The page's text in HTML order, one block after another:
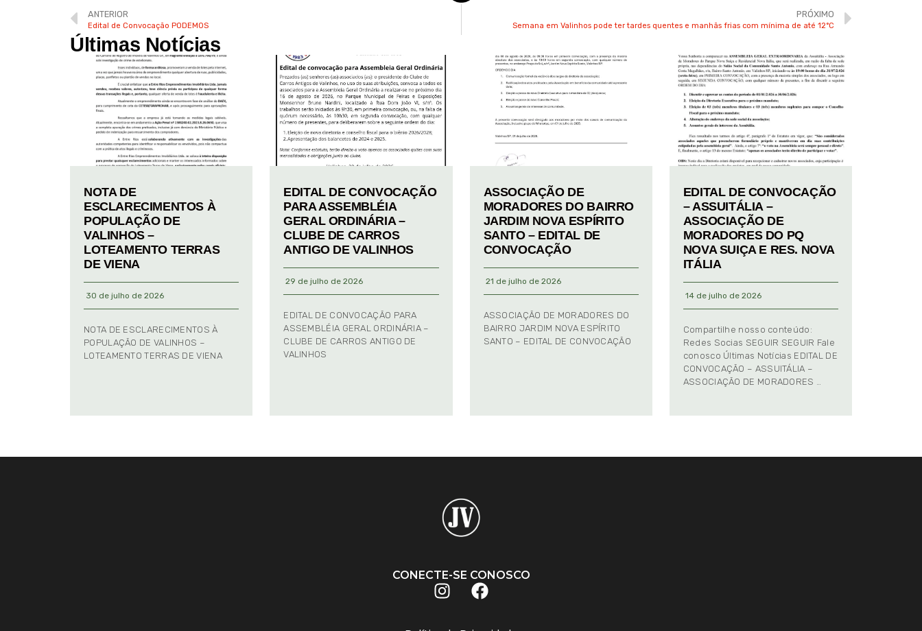
ANTERIOR
Edital de Convocação PODEMOS
PRÓXIMO
Semana em Valinhos pode ter tardes quentes e manhãs frias com mínima de até 12°C
Últimas Notícias
NOTA DE
ESCLARECIMENTOS À
POPULAÇÃO DE
VALINHOS –
LOTEAMENTO TERRAS
DE VIENA
30 de julho de 2026
NOTA DE ESCLARECIMENTOS À
POPULAÇÃO DE VALINHOS –
LOTEAMENTO TERRAS DE VIENA
EDITAL DE CONVOCAÇÃO
PARA ASSEMBLÉIA
GERAL ORDINÁRIA –
CLUBE DE CARROS
ANTIGO DE VALINHOS
29 de julho de 2026
EDITAL DE CONVOCAÇÃO PARA
ASSEMBLÉIA GERAL ORDINÁRIA –
CLUBE DE CARROS ANTIGO DE
VALINHOS
ASSOCIAÇÃO DE
MORADORES DO BAIRRO
JARDIM NOVA ESPÍRITO
SANTO – EDITAL DE
CONVOCAÇÃO
21 de julho de 2026
ASSOCIAÇÃO DE MORADORES DO
BAIRRO JARDIM NOVA ESPÍRITO
SANTO – EDITAL DE CONVOCAÇÃO
EDITAL DE CONVOCAÇÃO
– ASSUITÁLIA –
ASSOCIAÇÃO DE
MORADORES DO PQ
NOVA SUIÇA E RES. NOVA
ITÁLIA
14 de julho de 2026
Compartilhe nosso conteúdo:
Redes Socias SEGUIR SEGUIR Fale
conosco Últimas Notícias EDITAL DE
CONVOCAÇÃO – ASSUITÁLIA –
ASSOCIAÇÃO DE MORADORES …
CONECTE-SE CONOSCO